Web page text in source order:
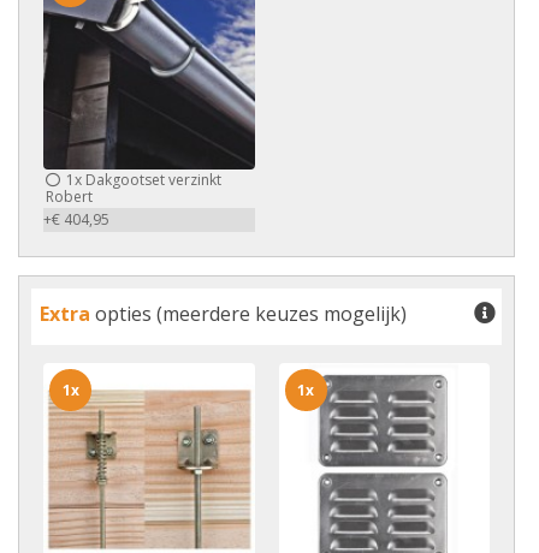
1x Dakgootset verzinkt
Robert
+€ 404,95
Extra opties (meerdere keuzes mogelijk)
1x 1x